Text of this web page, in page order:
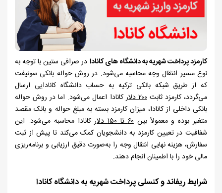
کارمزد پرداخت شهریه به دانشگاه‌ های کانادا در صرافی ستین با توجه به
نوع مسیر انتقال وجه محاسبه می‌شود. در روش حواله بانکی سوئیفت
که از طریق شبکه بانکی ترکیه به حساب دانشگاه کانادایی ارسال
می‌گردد، کارمزد ثابت۲۰۰دلار کانادا اعمال می‌شود. اما در روش حواله
بانکی داخلی از کانادا، میزان کارمزد بسته به مبلغ حواله و بانک مقصد
متغیر بوده و معمولاً بین۶۰تا۱۵۰دلارکانادا محاسبه می‌شود. این
شفافیت در تعیین کارمزد به دانشجویان کمک می‌کند تا پیش از ثبت
سفارش، هزینه نهایی انتقال وجه را به‌صورت دقیق ارزیابی و برنامه‌ریزی
مالی خود را با اطمینان انجام دهند.
شرایط ریفاند و کنسلی پرداخت شهریه به دانشگاه کانادا